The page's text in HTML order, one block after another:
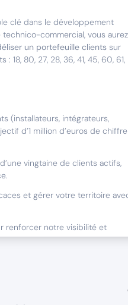
clé dans le développement
commercial, vous aurez
un portefeuille clients sur
18, 80, 27, 28, 36, 41, 45, 60, 61,
(installateurs, intégrateurs,
d’1 million d’euros de chiffre
vingtaine de clients actifs,
et gérer votre territoire
renforcer notre visibilité et